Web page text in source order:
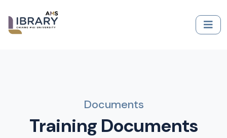
Documents
Training Documents